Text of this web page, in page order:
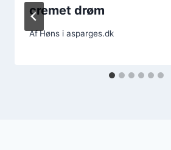
cremet drøm
AfHøns i asparges.dk